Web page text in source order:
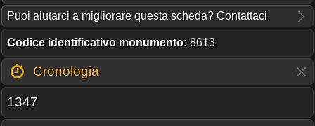
Puoi aiutarci a migliorare questa scheda? Contattaci
Codice identificativo monumento: 8613
Cronologia
1347